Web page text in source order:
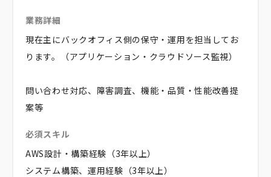
業務詳細
現在主にバックオフィス側の保守・運用を担当してお
ります。（アプリケーション・クラウドソース監視）
問い合わせ対応、障害調査、機能・品質・性能改善提
案等
必須スキル
AWS設計・構築経験（3年以上）
システム構築、運用経験（3年以上）